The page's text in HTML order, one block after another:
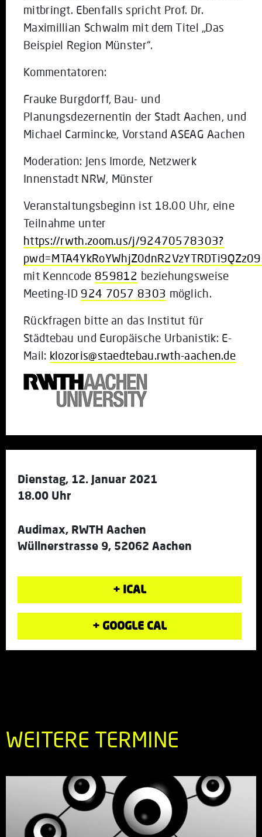
mitbringt. Ebenfalls spricht Prof. Dr.
Maximillian Schwalm mit dem Titel „Das
Beispiel Region Münster“.
Kommentatoren:
Frauke Burgdorff, Bau- und
Planungsdezernentin der Stadt Aachen, und
Michael Carmincke, Vorstand ASEAG Aachen
Moderation: Jens Imorde, Netzwerk
Innenstadt NRW, Münster
Veranstaltungsbeginn ist 18.00 Uhr, eine
Teilnahme unter
https://rwth.zoom.us/j/92470578303?
pwd=MTA4YkRoYWhjZ0dnR2VzYTRDTi9QZz09
mit Kenncode 859812 beziehungsweise
Meeting-ID 924 7057 8303 möglich.
Rückfragen bitte an das Institut für
Städtebau und Europäische Urbanistik: E-
Mail: klozoris@staedtebau.rwth-aachen.de
Dienstag, 12. Januar 2021
18.00 Uhr
Audimax, RWTH Aachen
Wüllnerstrasse 9, 52062 Aachen
+ ICAL
+ GOOGLE CAL
WEITERE TERMINE